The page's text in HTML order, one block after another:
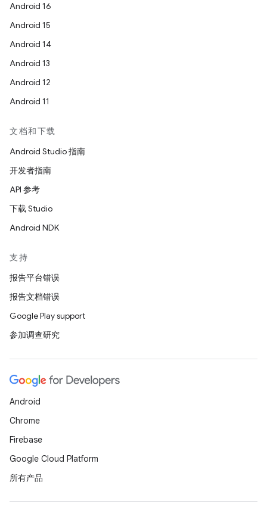
Android 16
Android 15
Android 14
Android 13
Android 12
Android 11
文档和下载
Android Studio 指南
开发者指南
API 参考
下载 Studio
Android NDK
支持
报告平台错误
报告文档错误
Google Play support
参加调查研究
Android
Chrome
Firebase
Google Cloud Platform
所有产品